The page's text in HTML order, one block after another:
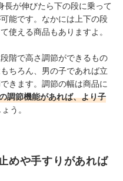
長が伸びたら下の段に乗って
能です。なかには上下の段
使える商品もありますよ。
階で高さ調節ができるもの
ちろん、男の子であれば立
きます。調節の幅は商品に
調節機能があれば、より子
う。
めや手すりがあれば